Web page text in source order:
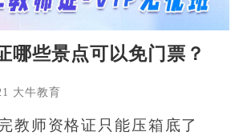
哪些景点可以免门票？
大牛教育
教师资格证只能压箱底了